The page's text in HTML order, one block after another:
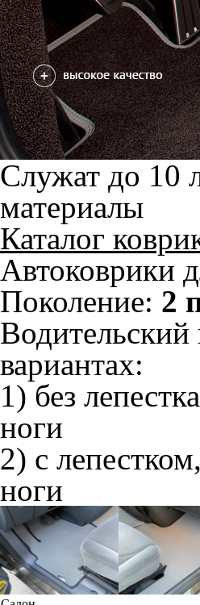
Служат до 10
материалы
Каталог
Автоковрики
Поколение: 2
вариантах:
1) без
ноги
2) с
ноги